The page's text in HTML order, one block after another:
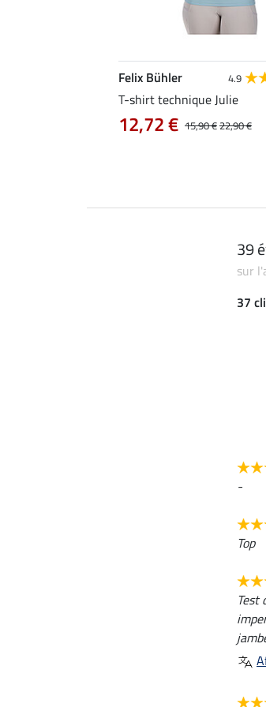
Felix Bühler 4.9
T-shirt technique Julie
15,90 €22,90 €
12,72 €
39
sur
37
-
Top
Test